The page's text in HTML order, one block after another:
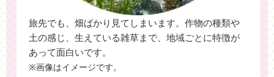
旅先でも、畑ばかり見てしまいます。作物の種類や
土の感じ、生えている雑草まで、地域ごとに特徴が
あって面白いです。
※画像はイメージです。